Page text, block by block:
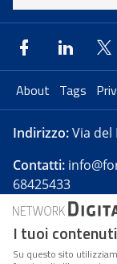
About Tags
Indirizzo:Via del
Contatti:
68425433
Forumpa.itè
presso
I tuoi
Su questo sito